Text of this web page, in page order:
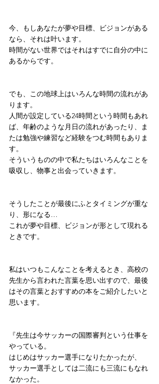
今、もしあなたが夢や目標、ビジョンがある
なら、それは叶います。
時間がない世界ではそれはすでに自分の中に
あるからです。
でも、この地球上はいろんな時間の流れがあ
ります。
人間が設定している24時間という時間もあれ
ば、年齢のような月日の流れがあったり、ま
たは勉強や練習など経験をつむ時間もありま
す。
そういうものの中で私たちはいろんなことを
吸収し、物事と出会っていきます。
そうしたことが最後にふとタイミングが重な
り、形になる…
これが夢や目標、ビジョンが形として現れる
ときです。
私はいつもこんなことを考えるとき、高校の
先生から言われた言葉を思い出すので、最後
はその言葉とおすすめの本をご紹介したいと
思います。
『先生は今サッカーの国際審判という仕事を
やっている。
はじめはサッカー選手になりたかったが、
サッカー選手としては二流にも三流にもなれ
なかった。